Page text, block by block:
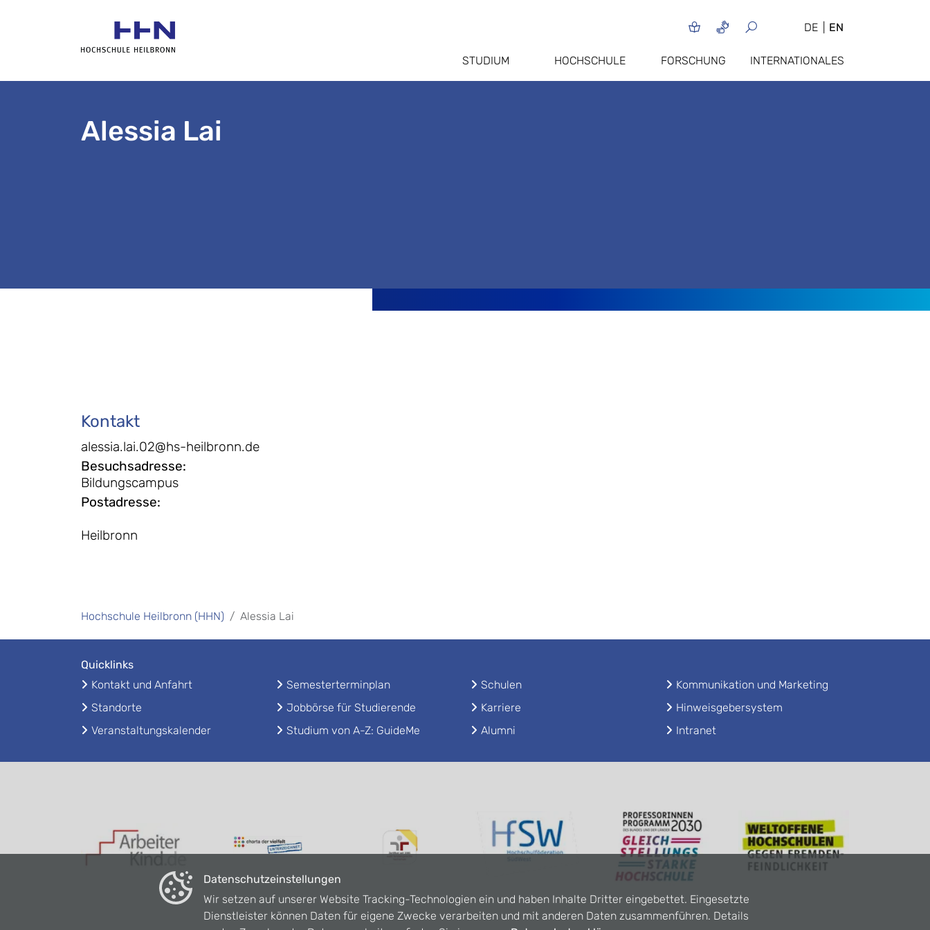
DE EN
STUDIUM HOCHSCHULE FORSCHUNG INTERNATIONALES
Alessia Lai
Kontakt
alessia.lai.02@hs-heilbronn.de
Besuchsadresse:
Bildungscampus
Postadresse:
Heilbronn
Hochschule Heilbronn (HHN) Alessia Lai
Quicklinks
Kontakt und Anfahrt
Standorte
Veranstaltungskalender
Semesterterminplan
Jobbörse für Studierende
Studium von A-Z: GuideMe
Schulen
Karriere
Alumni
Kommunikation und Marketing
Hinweisgebersystem
Intranet
Datenschutzeinstellungen
Wir setzen auf unserer Website Tracking-Technologien ein und haben Inhalte Dritter eingebettet. Eingesetzte
Dienstleister können Daten für eigene Zwecke verarbeiten und mit anderen Daten zusammenführen. Details